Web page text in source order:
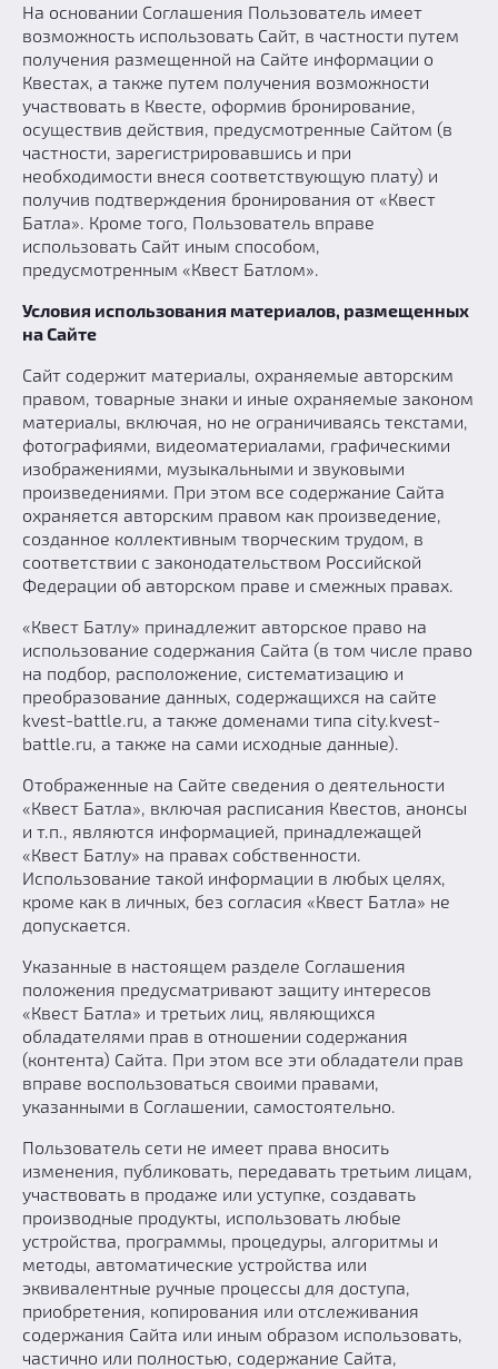
На основании Соглашения Пользователь имеет
возможность использовать Сайт, в частности путем
получения размещенной на Сайте информации о
Квестах, а также путем получения возможности
участвовать в Квесте, оформив бронирование,
осуществив действия, предусмотренные Сайтом (в
частности, зарегистрировавшись и при
необходимости внеся соответствующую плату) и
получив подтверждения бронирования от «Квест
Батла». Кроме того, Пользователь вправе
использовать Сайт иным способом,
предусмотренным «Квест Батлом».
Условия использования материалов, размещенных
на Сайте
Сайт содержит материалы, охраняемые авторским
правом, товарные знаки и иные охраняемые законом
материалы, включая, но не ограничиваясь текстами,
фотографиями, видеоматериалами, графическими
изображениями, музыкальными и звуковыми
произведениями. При этом все содержание Сайта
охраняется авторским правом как произведение,
созданное коллективным творческим трудом, в
соответствии с законодательством Российской
Федерации об авторском праве и смежных правах.
«Квест Батлу» принадлежит авторское право на
использование содержания Сайта (в том числе право
на подбор, расположение, систематизацию и
преобразование данных, содержащихся на сайте
kvest-battle.ru, а также доменами типа city.kvest-
battle.ru, а также на сами исходные данные).
Отображенные на Сайте сведения о деятельности
«Квест Батла», включая расписания Квестов, анонсы
и т.п., являются информацией, принадлежащей
«Квест Батлу» на правах собственности.
Использование такой информации в любых целях,
кроме как в личных, без согласия «Квест Батла» не
допускается.
Указанные в настоящем разделе Соглашения
положения предусматривают защиту интересов
«Квест Батла» и третьих лиц, являющихся
обладателями прав в отношении содержания
(контента) Сайта. При этом все эти обладатели прав
вправе воспользоваться своими правами,
указанными в Соглашении, самостоятельно.
Пользователь сети не имеет права вносить
изменения, публиковать, передавать третьим лицам,
участвовать в продаже или уступке, создавать
производные продукты, использовать любые
устройства, программы, процедуры, алгоритмы и
методы, автоматические устройства или
эквивалентные ручные процессы для доступа,
приобретения, копирования или отслеживания
содержания Сайта или иным образом использовать,
частично или полностью, содержание Сайта,